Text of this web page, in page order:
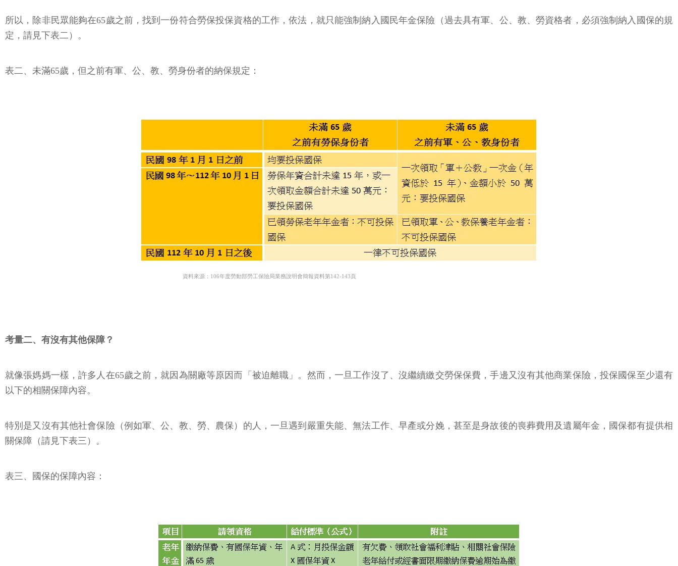
所以，除非民眾能夠在65歲之前，找到一份符合勞保投保資格的工作，依法，就只能強制納入國民年金保險（過去具有軍、公、教、勞資格者，必須強制納入國保的規
定，請見下表二）。
表二、未滿65歲，但之前有軍、公、教、勞身份者的納保規定：
資料來源：106年度勞動部勞工保險局業務說明會簡報資料第142-143頁
考量二、有沒有其他保障？
就像張媽媽一樣，許多人在65歲之前，就因為關廠等原因而「被迫離職」。然而，一旦工作沒了、沒繼續繳交勞保保費，手邊又沒有其他商業保險，投保國保至少還有
以下的相關保障內容。
特別是又沒有其他社會保險（例如軍、公、教、勞、農保）的人，一旦遇到嚴重失能、無法工作、早產或分娩，甚至是身故後的喪葬費用及遺屬年金，國保都有提供相
關保障（請見下表三）。
表三、國保的保障內容：